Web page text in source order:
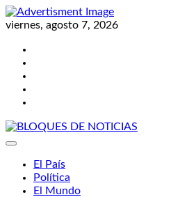
Skip
to
viernes, agosto 7, 2026
El País
Política
El Mundo